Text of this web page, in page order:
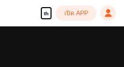
th เปิด APP